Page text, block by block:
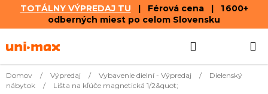
TOTÁLNY VÝPREDAJ TU | Férová cena | 1 600+
odberných miest po celom Slovensku
na
KOŠÍK
Domov / Výpredaj / Vybavenie dielní - Výpredaj /
Dielenský
nábytok
/ Lišta na kľúče magnetická 1/2&quot;